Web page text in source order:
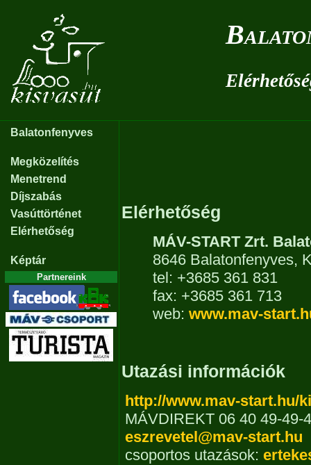
Balatonfenyves
Megközelítés
Menetrend
Díjszabás
Vasúttörténet
Elérhetőség
Képtár
Partnereink
Elérhetőség
MÁV-START Zrt.
8646 Balatonfenyves,
tel: +3685 361 831
fax: +3685 361 713
web: www.mav-
Utazási információk
http://www.mav-start.hu/
MÁVDIREKT 06 40 49-49-
eszrevetel@mav-start.hu
csoportos utazások: